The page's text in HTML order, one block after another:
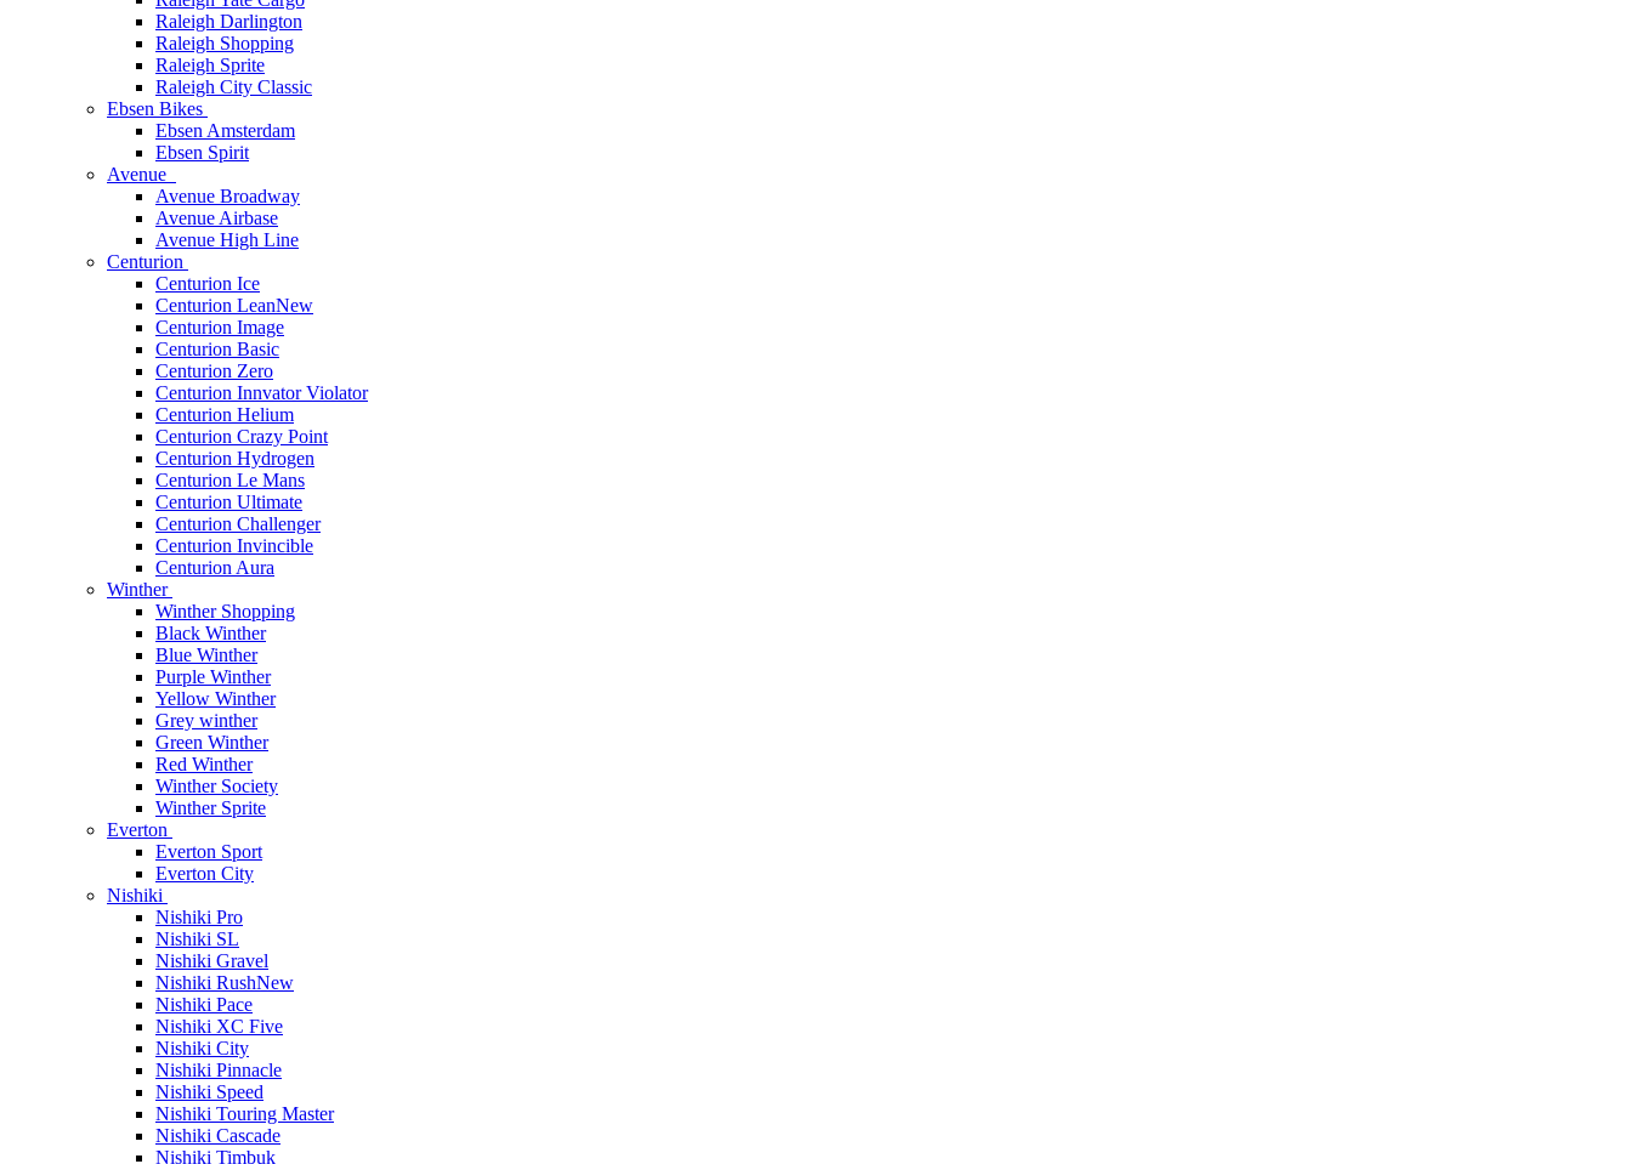
Raleigh Darlington
Raleigh Shopping
Raleigh Sprite
Raleigh City Classic
Ebsen Bikes
Ebsen Amsterdam
Ebsen Spirit
Avenue
Avenue Broadway
Avenue Airbase
Avenue High Line
Centurion
Centurion Ice
Centurion LeanNew
Centurion Image
Centurion Basic
Centurion Zero
Centurion Innvator Violator
Centurion Helium
Centurion Crazy Point
Centurion Hydrogen
Centurion Le Mans
Centurion Ultimate
Centurion Challenger
Centurion Invincible
Centurion Aura
Winther
Winther Shopping
Black Winther
Blue Winther
Purple Winther
Yellow Winther
Grey winther
Green Winther
Red Winther
Winther Society
Winther Sprite
Everton
Everton Sport
Everton City
Nishiki
Nishiki Pro
Nishiki SL
Nishiki Gravel
Nishiki RushNew
Nishiki Pace
Nishiki XC Five
Nishiki City
Nishiki Pinnacle
Nishiki Speed
Nishiki Touring Master
Nishiki Cascade
Nishiki Timbuk